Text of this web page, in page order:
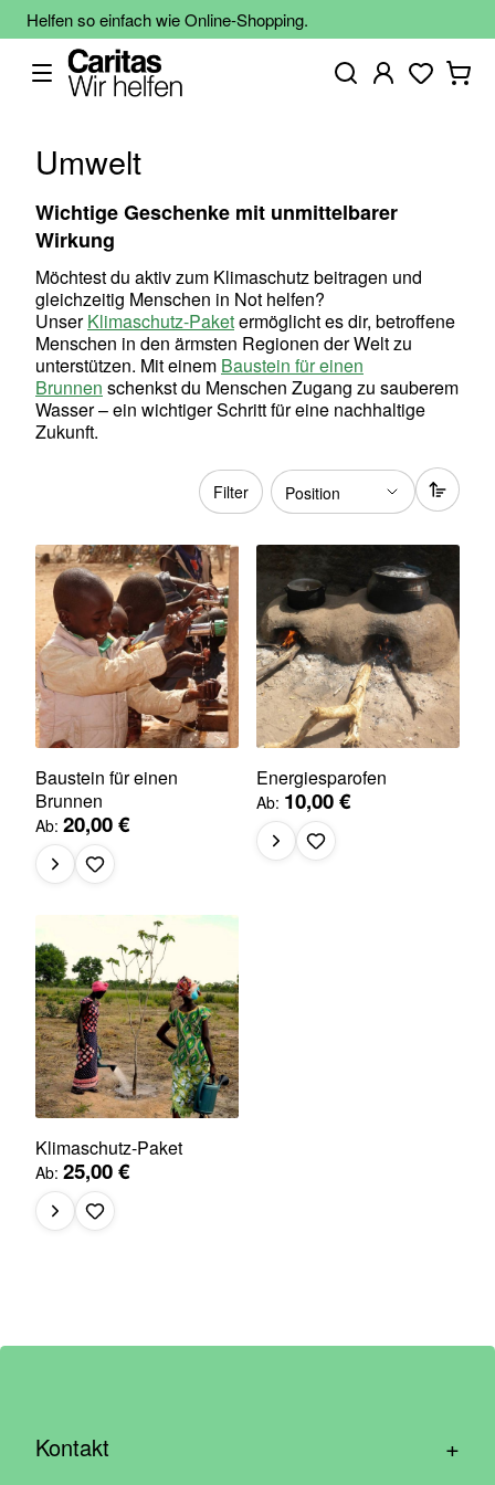
Helfen so einfach wie Online-Shopping.
Umwelt
Wichtige Geschenke mit unmittelbarer
Wirkung
Möchtest du aktiv zum Klimaschutz beitragen und
gleichzeitig Menschen in Not helfen?
UnserKlimaschutz-Paketermöglicht es dir, betroffene
Menschen in den ärmsten Regionen der Welt zu
unterstützen. Mit einem Baustein für einen
Brunnen schenkst du Menschen Zugang zu sauberem
Wasser – ein wichtiger Schritt für eine nachhaltige
Zukunft.
Filter
Baustein für einen
Brunnen
Ab 20,00 €
Energiesparofen
Ab 10,00 €
Klimaschutz-Paket
Ab 25,00 €
Kontakt +